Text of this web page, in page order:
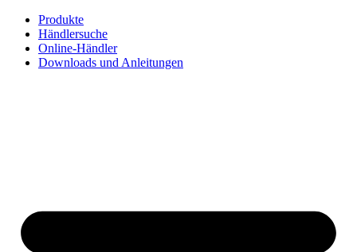
Zum
Inhalt
springen
Produkte
Händlersuche
Online-Händler
Downloads und Anleitungen